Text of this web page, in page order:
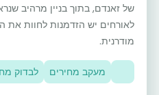
של זאנדם, בתוך בניין מרהיב
לאורחים יש הזדמנות לחוות את
מודרנית.
מעקב מחירים לבדוק